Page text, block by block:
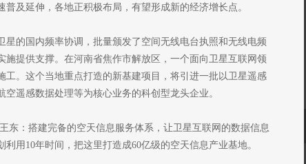
及延伸，各地正积极布局，有望形成新的经济增长点。
星的国内频率协调，批量颁发了空间无线电台执照和无线电频
施提供支撑。在河南省焦作市解放区，一个面向卫星互联网领
工。这个当地重点打造的新基建项目，将引进一批以卫星遥感
遥感数据处理等为核心业务的科创型龙头企业。
东：搭建完备的空天信息服务体系，让卫星互联网的数据信息
用10年时间，把这里打造成60亿级的空天信息产业基地。